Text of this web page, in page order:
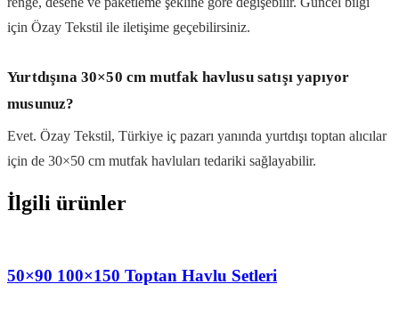
için Özay Tekstil ile iletişime geçebilirsiniz.
Yurtdışına 30×50 cm mutfak havlusu satışı yapıyor
musunuz?
Evet. Özay Tekstil, Türkiye iç pazarı yanında yurtdışı toptan alıcılar
için de 30×50 cm mutfak havluları tedariki sağlayabilir.
İlgili ürünler
50×90 100×150 Toptan Havlu Setleri